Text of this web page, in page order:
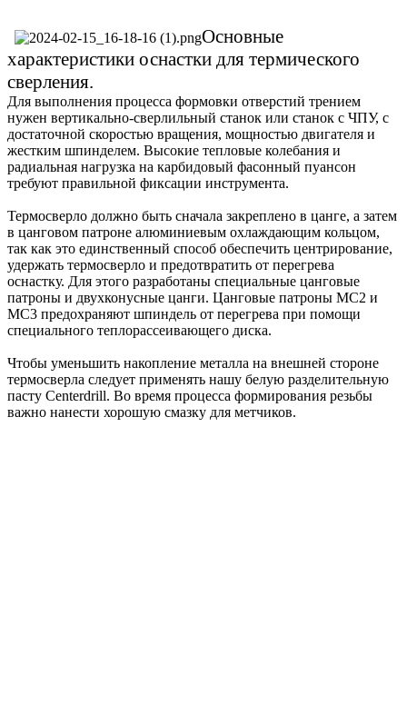
Основные
характеристики оснастки для термического
сверления.
Для выполнения процесса формовки отверстий трением
нужен вертикально-сверлильный станок или станок с ЧПУ, с
достаточной скоростью вращения, мощностью двигателя и
жестким шпинделем. Высокие тепловые колебания и
радиальная нагрузка на карбидовый фасонный пуансон
требуют правильной фиксации инструмента.
Термосверло должно быть сначала закреплено в цанге, а затем
в цанговом патроне алюминиевым охлаждающим кольцом,
так как это единственный способ обеспечить центрирование,
удержать термосверло и предотвратить от перегрева
оснастку. Для этого разработаны специальные цанговые
патроны и двухконусные цанги. Цанговые патроны MC2 и
MC3 предохраняют шпиндель от перегрева при помощи
специального теплорассеивающего диска.
Чтобы уменьшить накопление металла на внешней стороне
термосверла следует применять нашу белую разделительную
пасту Centerdrill. Во время процесса формирования резьбы
важно нанести хорошую смазку для метчиков.